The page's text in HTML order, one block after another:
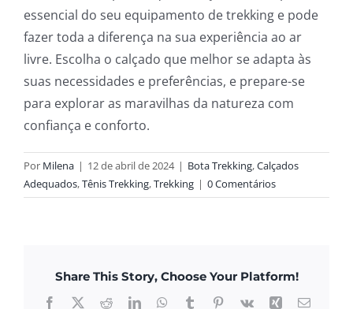
essencial do seu equipamento de trekking e pode
fazer toda a diferença na sua experiência ao ar
livre. Escolha o calçado que melhor se adapta às
suas necessidades e preferências, e prepare-se
para explorar as maravilhas da natureza com
confiança e conforto.
Por Milena | 12 de abril de 2024 | Bota Trekking,Calçados
Adequados,Tênis Trekking,Trekking | 0 Comentários
Share This Story, Choose Your Platform!
Facebook
X RedditLinkedInWhatsApp
TumblrPinterest
Vk Xing E-